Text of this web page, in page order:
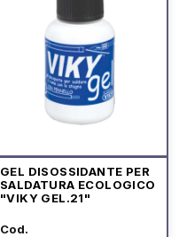
GEL DISOSSIDANTE PER
SALDATURA ECOLOGICO
"VIKY GEL.21"
Cod.